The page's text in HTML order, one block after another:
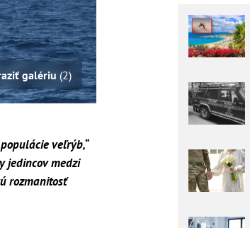
galériu (2)
veľrýb,“
jedincov medzi
rozmanitosť